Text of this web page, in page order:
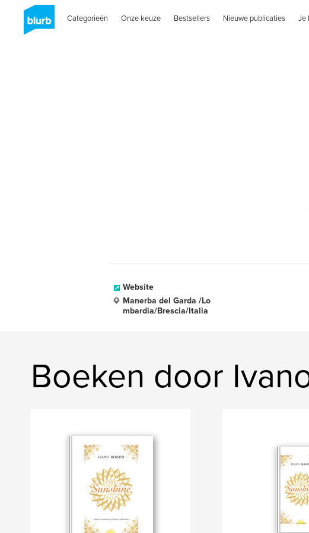
Categorieën Onze keuze Bestsellers Nieuwe publicaties Je
Website
Manerba del Garda /Lo
mbardia/Brescia/Italia
Boeken door